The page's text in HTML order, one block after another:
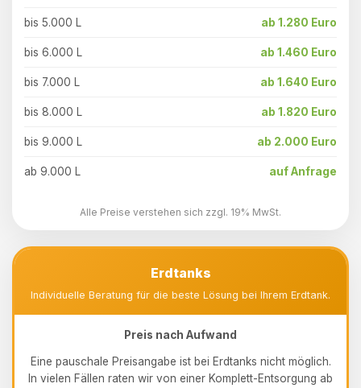
bis 5.000 L ab 1.280 Euro
bis 6.000 L ab 1.460 Euro
bis 7.000 L ab 1.640 Euro
bis 8.000 L ab 1.820 Euro
bis 9.000 L ab 2.000 Euro
ab 9.000 L auf Anfrage
Alle Preise verstehen sich zzgl. 19% MwSt.
Erdtanks
Individuelle Beratung für die beste Lösung bei Ihrem Erdtank.
Preis nach Aufwand
Eine pauschale Preisangabe ist bei Erdtanks nicht möglich.
In vielen Fällen raten wir von einer Komplett-Entsorgung ab